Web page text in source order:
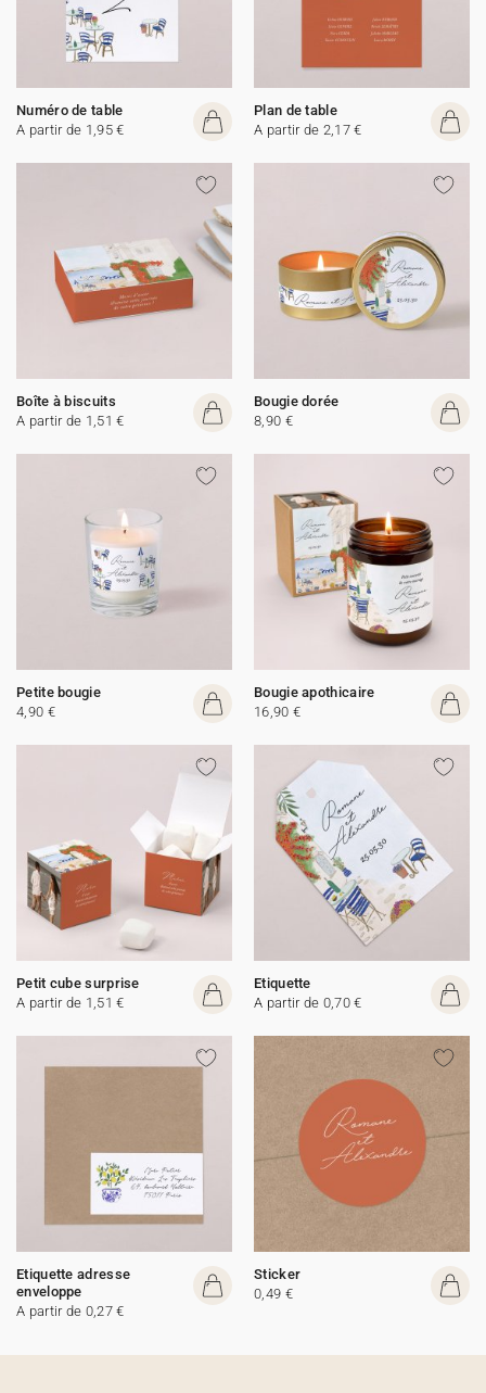
Numéro de table
A partir de 1,95 €
Plan de table
A partir de 2,17 €
Boîte à biscuits
A partir de 1,51 €
Bougie dorée
8,90 €
Petite bougie
4,90 €
Bougie apothicaire
16,90 €
Petit cube surprise
A partir de 1,51 €
Etiquette
A partir de 0,70 €
Etiquette adresse
enveloppe
A partir de 0,27 €
Sticker
0,49 €